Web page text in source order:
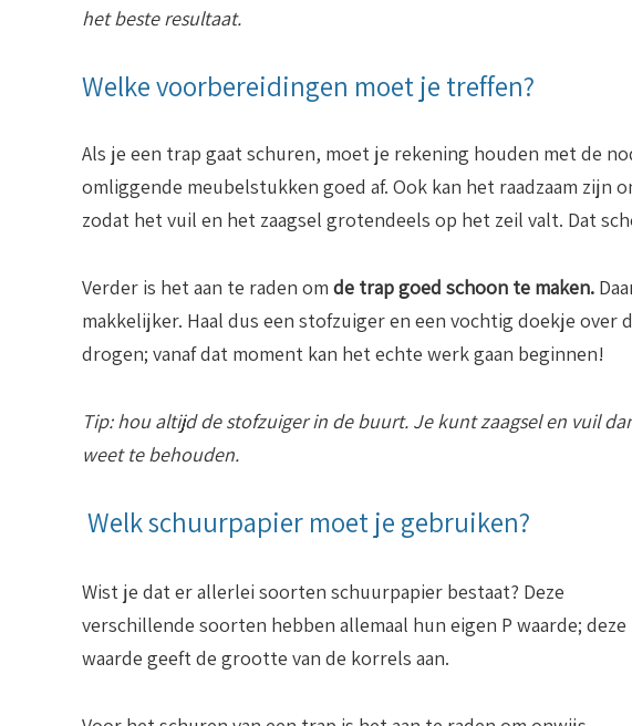
het beste resultaat.
Welke voorbereidingen moet je treffen?
Als je een trap gaat schuren, moet je rekening houden met de
omliggende meubelstukken goed af. Ook kan het raadzaam zijn
zodat het vuil en het zaagsel grotendeels op het zeil valt. Dat
Verder is het aan te raden om de trap goed schoon te maken.
makkelijker. Haal dus een stofzuiger en een vochtig doekje
drogen; vanaf dat moment kan het echte werk gaan beginnen!
Tip: hou altijd de stofzuiger in de buurt. Je kunt zaagsel en vuil
weet te behouden.
Welk schuurpapier moet je gebruiken?
Wist je dat er allerlei soorten schuurpapier bestaat? Deze
verschillende soorten hebben allemaal hun eigen P waarde; deze
waarde geeft de grootte van de korrels aan.